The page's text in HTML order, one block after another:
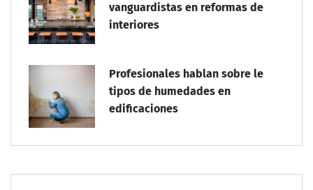
vanguardistas en reformas de
interiores
Profesionales hablan sobre le
tipos de humedades en
edificaciones